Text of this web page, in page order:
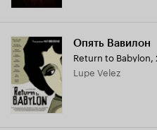
Опять Вавилон
Return to Babylon,
Lupe Velez